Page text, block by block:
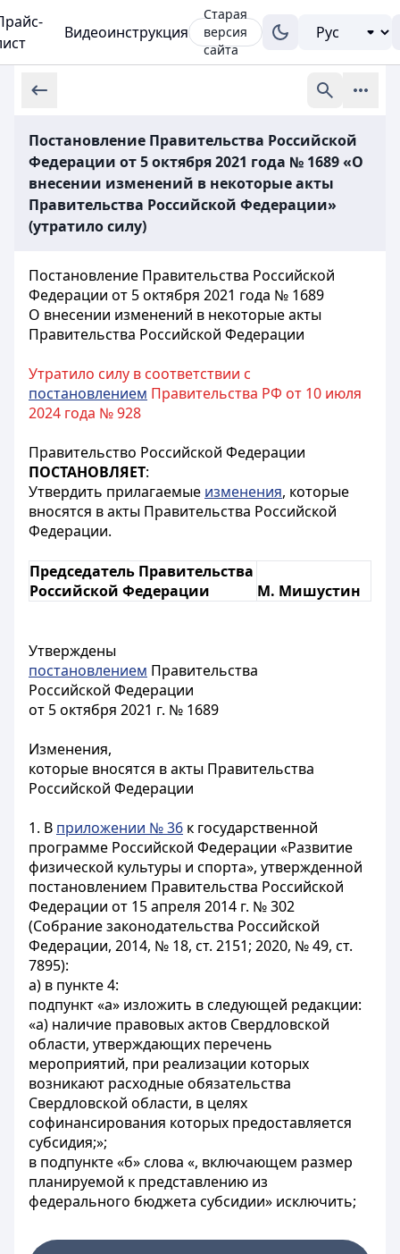
Видеоинструкция
Старая
версия
сайта
Постановление Правительства Российской
Федерации от 5 октября 2021 года № 1689 «О
внесении изменений в некоторые акты
Правительства Российской Федерации»
(утратило силу)
Постановление Правительства Российской
Федерации от 5 октября 2021 года № 1689
О внесении изменений в некоторые акты
Правительства Российской Федерации
Утратило силу в соответствии с
постановлением Правительства РФ от 10 июля
2024 года № 928
Правительство Российской Федерации
ПОСТАНОВЛЯЕТ:
Утвердить прилагаемые изменения, которые
вносятся в акты Правительства Российской
Федерации.
Председатель Правительства
Российской Федерации
М. Мишустин
Утверждены
постановлением Правительства
Российской Федерации
от 5 октября 2021 г. № 1689
Изменения,
которые вносятся в акты Правительства
Российской Федерации
1. В приложении № 36 к государственной
программе Российской Федерации «Развитие
физической культуры и спорта», утвержденной
постановлением Правительства Российской
Федерации от 15 апреля 2014 г. № 302
(Собрание законодательства Российской
Федерации, 2014, № 18, ст. 2151; 2020, № 49, ст.
7895):
а) в пункте 4:
подпункт «а» изложить в следующей редакции:
«а) наличие правовых актов Свердловской
области, утверждающих перечень
мероприятий, при реализации которых
возникают расходные обязательства
Свердловской области, в целях
софинансирования которых предоставляется
субсидия;»;
в подпункте «б» слова «, включающем размер
планируемой к представлению из
федерального бюджета субсидии» исключить;